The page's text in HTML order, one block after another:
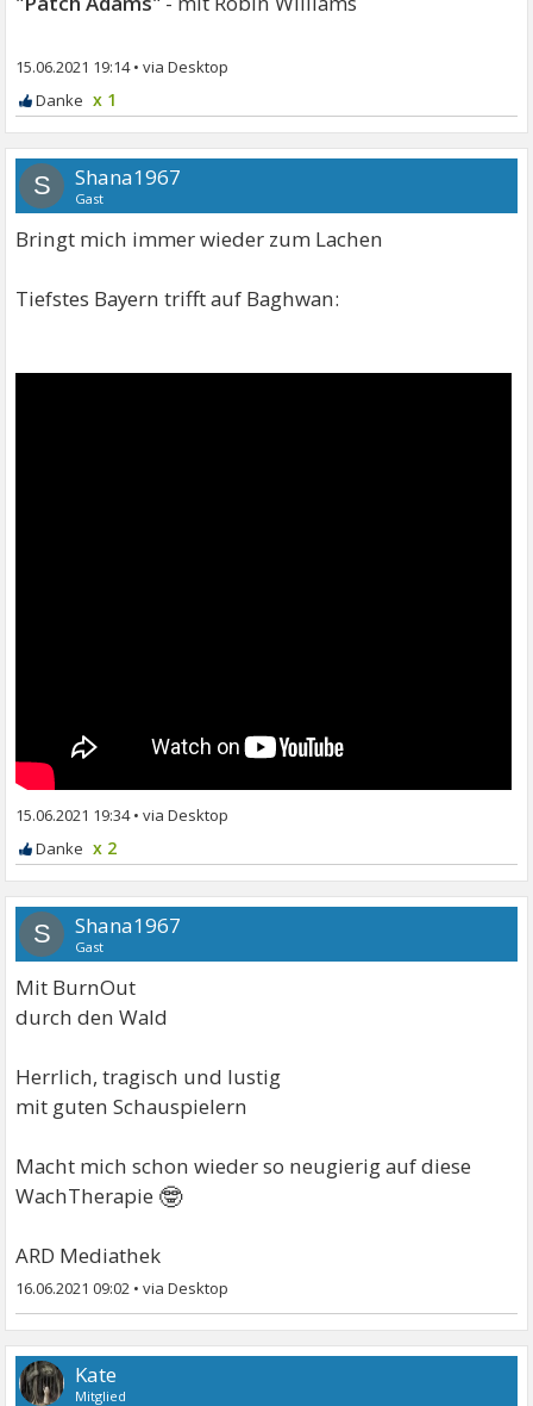
15.06.2021 19:14•
x 1
S Shana1967
Gast
Bringt mich immer wieder zum Lachen
Tiefstes Bayern trifft auf Baghwan:
15.06.2021 19:34•
x 2
S Shana1967
Gast
Mit BurnOut
durch den Wald
Herrlich, tragisch und lustig
mit guten Schauspielern
Macht mich schon wieder so neugierig auf diese
WachTherapie 🤓
ARD Mediathek
16.06.2021 09:02 •
Kate
Mitglied